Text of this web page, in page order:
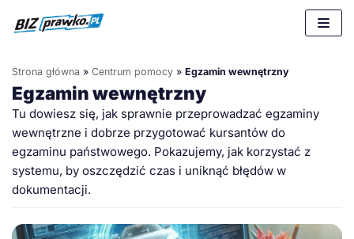
Przejdź
do
Strona główna » Centrum pomocy » Egzamin wewnętrzny
Egzamin wewnętrzny
Tu dowiesz się, jak sprawnie przeprowadzać egzaminy
wewnętrzne i dobrze przygotować kursantów do
egzaminu państwowego. Pokazujemy, jak korzystać z
systemu, by oszczędzić czas i uniknąć błędów w
dokumentacji.